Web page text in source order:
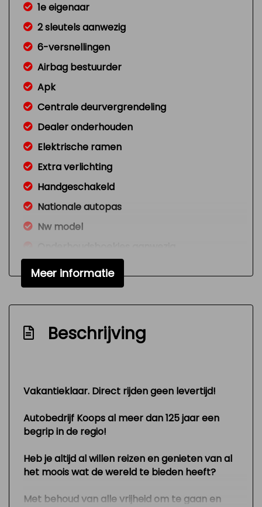
1e eigenaar
2 sleutels aanwezig
6-versnellingen
Airbag bestuurder
Apk
Centrale deurvergrendeling
Dealer onderhouden
Elektrische ramen
Extra verlichting
Handgeschakeld
Nationale autopas
Nw model
Radio cd-speler
Signaal vergeten verlichting
Variable interval ruitenwisser
Versnellingspook op dashboard
Verstelbare (in hoogte) bestuurders stoel
Airco
Elektrische ramen voor
Keukenblok
Stuurbekrachtiging
Meer informatie
Beschrijving
Vakantieklaar. Direct rijden geen levertijd!
Autobedrijf Koops al meer dan 125 jaar een
begrip in de regio!
Heb je altijd al willen reizen en genieten van al
het moois wat de wereld te bieden heeft?
Met behoud van alle vrijheid om te gaan en